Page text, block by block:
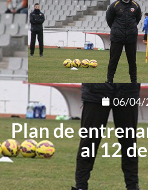
06/04/
Plan de
al 12